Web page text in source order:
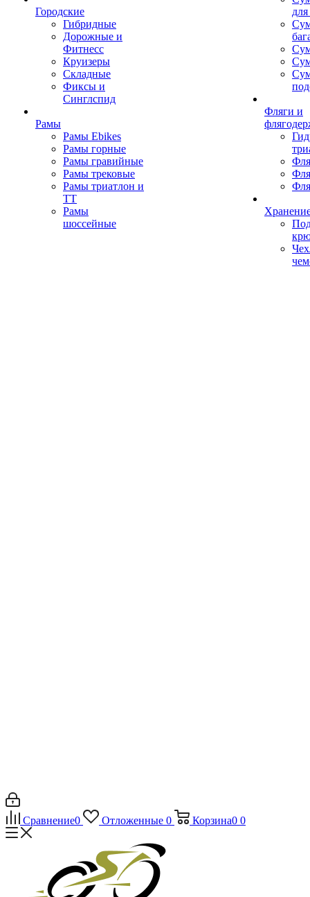
Городские
Гибридные
Дорожные и
Фитнесс
Круизеры
Складные
Фиксы и
Синглспид
Рамы
Рамы Ebikes
Рамы горные
Рамы гравийные
Рамы трековые
Рамы триатлон и
ТТ
Рамы
шоссейные
Фляги и
Сравнение0 Отложенные 0 Корзина0 0